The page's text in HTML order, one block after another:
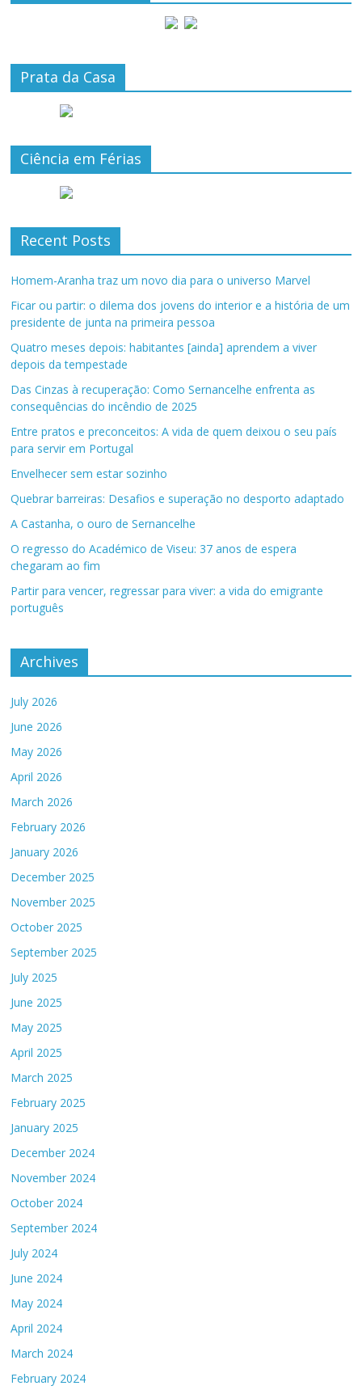
Prata da Casa
Ciência em Férias
Recent Posts
Homem-Aranha traz um novo dia para o universo Marvel
Ficar ou partir: o dilema dos jovens do interior e a história de um
presidente de junta na primeira pessoa
Quatro meses depois: habitantes [ainda] aprendem a viver
depois da tempestade
Das Cinzas à recuperação: Como Sernancelhe enfrenta as
consequências do incêndio de 2025
Entre pratos e preconceitos: A vida de quem deixou o seu país
para servir em Portugal
Envelhecer sem estar sozinho
Quebrar barreiras: Desafios e superação no desporto adaptado
A Castanha, o ouro de Sernancelhe
O regresso do Académico de Viseu: 37 anos de espera
chegaram ao fim
Partir para vencer, regressar para viver: a vida do emigrante
português
Archives
July 2026
June 2026
May 2026
April 2026
March 2026
February 2026
January 2026
December 2025
November 2025
October 2025
September 2025
July 2025
June 2025
May 2025
April 2025
March 2025
February 2025
January 2025
December 2024
November 2024
October 2024
September 2024
July 2024
June 2024
May 2024
April 2024
March 2024
February 2024